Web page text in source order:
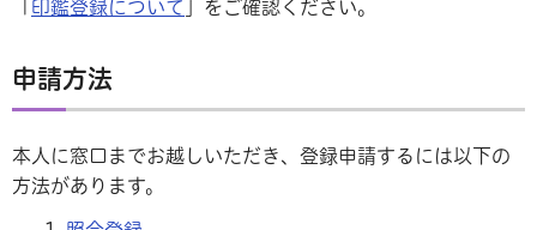
印鑑登録について 」をご確認ください。
申請方法
本人に窓口までお越しいただき、登録申請するには以下の
方法があります。